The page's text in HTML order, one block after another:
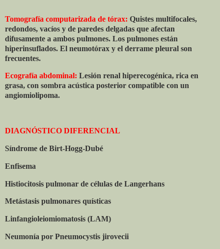
Tomografía computarizada de tórax: Quistes multifocales,
redondos, vacíos y de paredes delgadas que afectan
difusamente a ambos pulmones. Los pulmones están
hiperinsuflados. El neumotórax y el derrame pleural son
frecuentes.
Ecografía abdominal: Lesión renal hiperecogénica, rica en
grasa, con sombra acústica posterior compatible con un
angiomiolipoma.
DIAGNÓSTICO DIFERENCIAL
Síndrome de Birt-Hogg-Dubé
Enfisema
Histiocitosis pulmonar de células de Langerhans
Metástasis pulmonares quísticas
Linfangioleiomiomatosis (LAM)
Neumonía por Pneumocystis jirovecii